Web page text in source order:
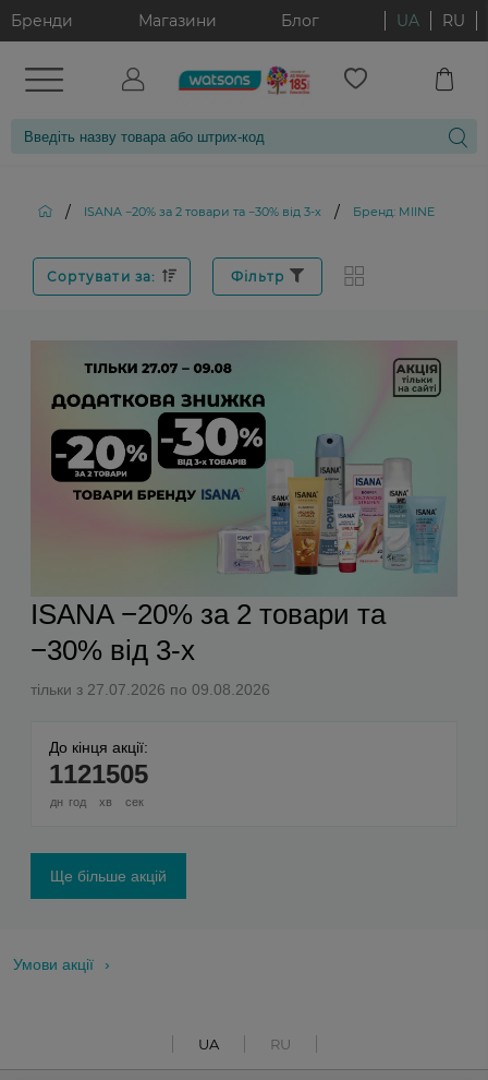
Бренди Магазини Блог UA RU
/ ISANA −20% за 2 товари та −30% від 3-х / Бренд: MIINE
Сортувати за: Фільтр
ISANA −20% за 2 товари та
−30% від 3-х
тільки з 27.07.2026 по 09.08.2026
До кінця акції:
1
дн
12
год
15
хв
04
сек
Ще більше акцій
Умови акції
UA RU